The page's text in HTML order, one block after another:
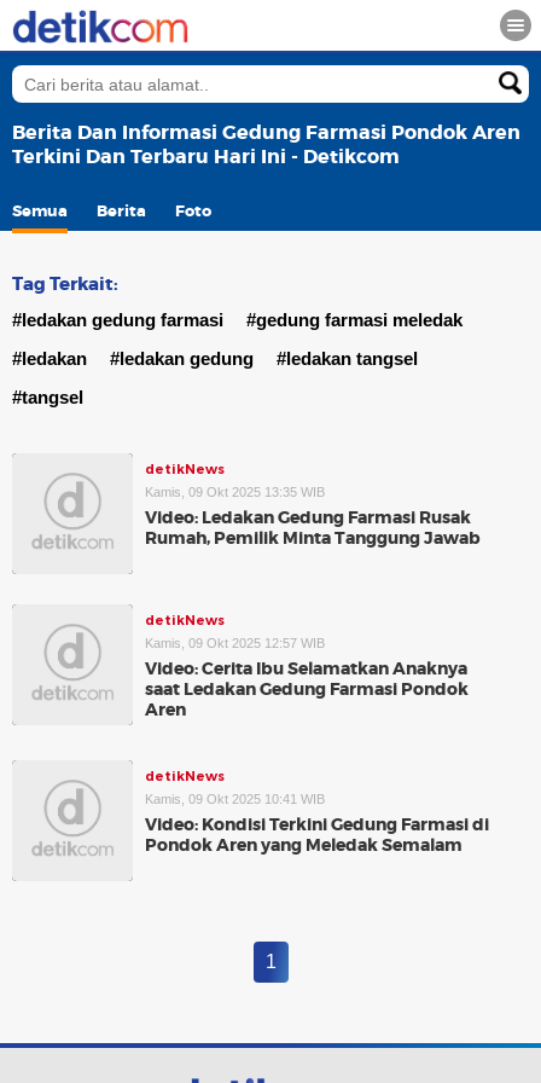
Berita Dan Informasi Gedung Farmasi Pondok Aren
Terkini Dan Terbaru Hari Ini - Detikcom
Semua Berita Foto
Tag Terkait:
#ledakan gedung farmasi
#gedung farmasi meledak
#ledakan
#ledakan gedung
#ledakan tangsel
#tangsel
detikNews
Kamis, 09 Okt 2025 13:35 WIB
Video: Ledakan Gedung Farmasi Rusak
Rumah, Pemilik Minta Tanggung Jawab
detikNews
Kamis, 09 Okt 2025 12:57 WIB
Video: Cerita Ibu Selamatkan Anaknya
saat Ledakan Gedung Farmasi Pondok
Aren
detikNews
Kamis, 09 Okt 2025 10:41 WIB
Video: Kondisi Terkini Gedung Farmasi di
Pondok Aren yang Meledak Semalam
1